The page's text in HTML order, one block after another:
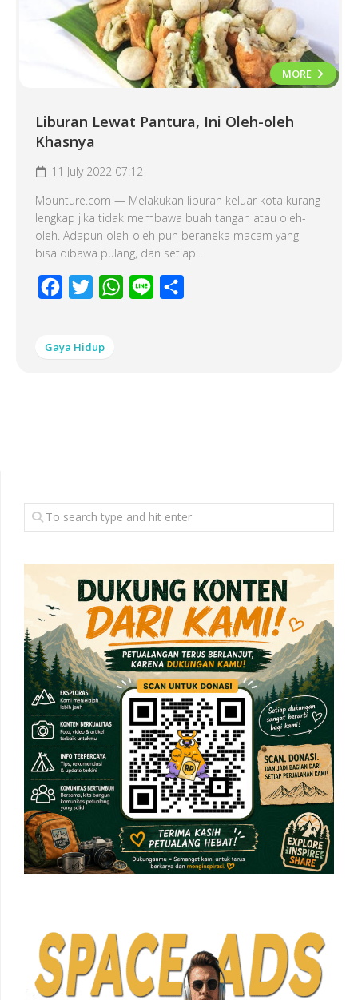
MORE
Liburan Lewat Pantura, Ini Oleh-oleh
Khasnya
11 July 2022 07:12
Mounture.com — Melakukan liburan keluar kota kurang
lengkap jika tidak membawa buah tangan atau oleh-
oleh. Adapun oleh-oleh pun beraneka macam yang
bisa dibawa pulang, dan setiap...
Facebook
Twitter WhatsApp
Line
Gaya Hidup